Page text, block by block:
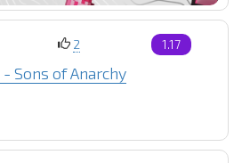
2 1.17
- Sons of Anarchy